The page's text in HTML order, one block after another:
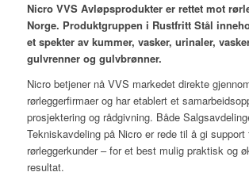
Nicro VVS Avløpsprodukter er rettet mot
Norge. Produktgruppen i Rustfritt Stål
et spekter av kummer, vasker, urinaler,
gulvrenner og gulvbrønner.
Nicro betjener nå VVS markedet direkte
rørleggerfirmaer og har etablert et
pro­sjektering og rådgivning. Både
Tekniskavdeling på Nicro er rede til å gi support
rørleggerkunder – for et best mulig praktisk og
resultat.